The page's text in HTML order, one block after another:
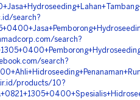
search?
search?
search?
products/10?